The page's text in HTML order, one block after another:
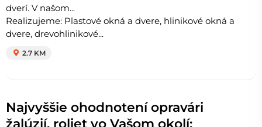
dverí. V našom...
Realizujeme: Plastové okná a dvere, hlinikové okná a
dvere, drevohlinikové...
2.7 KM
Najvyššie ohodnotení opravári
žalúzií, roliet vo Vašom okolí: